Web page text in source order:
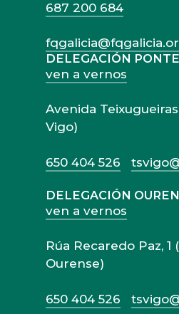
687 200 684
DELEGACIÓN
ven a vernos
Avenida Teixugueiras,
Vigo)
650 404 526
DELEGACIÓN
ven a vernos
Rúa Recaredo Paz, 1
Ourense)
650 404 526